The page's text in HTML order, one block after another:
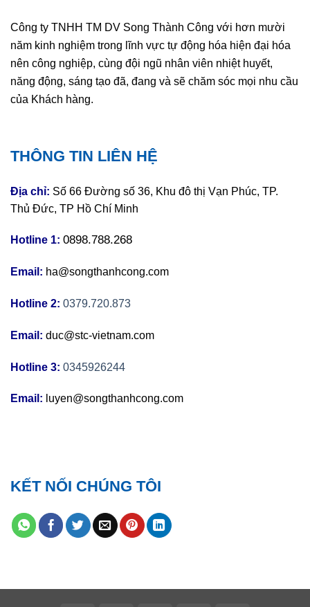
Công ty TNHH TM DV Song Thành Công với hơn mười
năm kinh nghiệm trong lĩnh vực tự động hóa hiện đại hóa
nên công nghiệp, cùng đội ngũ nhân viên nhiệt huyết,
năng động, sáng tạo đã, đang và sẽ chăm sóc mọi nhu cầu
của Khách hàng.
THÔNG TIN LIÊN HỆ
Địa chỉ: Số 66 Đường số 36, Khu đô thị Vạn Phúc, TP.
Thủ Đức, TP Hồ Chí Minh
Hotline 1: 0898.788.268
Email: ha@songthanhcong.com
Hotline 2: 0379.720.873
Email: duc@stc-vietnam.com
Hotline 3: 0345926244
Email: luyen@songthanhcong.com
KẾT NỐI CHÚNG TÔI